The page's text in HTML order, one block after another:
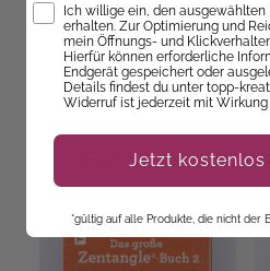
Entdecke
Opt-InIch willige ein, den
erhalten. Zur Optimierung und
mein Öffnungs- und
Hierfür können erforderliche
Endgerät gespeichert oder
Details findest du unter topp-
Widerruf ist jederzeit mit
Jetzt kostenlos
*gültig auf alle Produkte, die nicht der